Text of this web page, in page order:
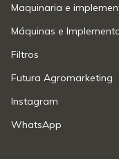
Maquinaria e
Máquinas e
Filtros
Futura Agromarketing
Instagram
WhatsApp